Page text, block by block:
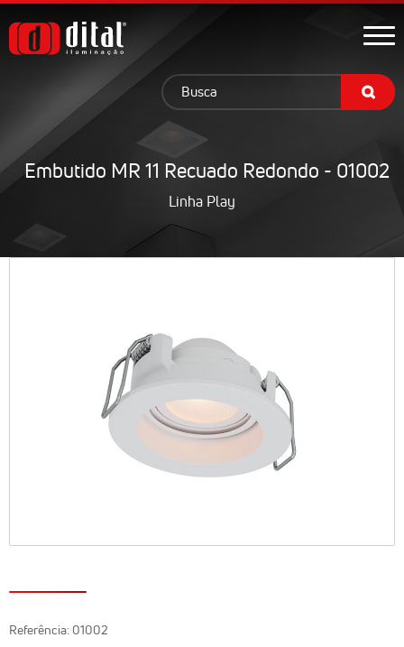
Embutido MR 11 Recuado Redondo - 01002
Linha Play
Referência: 01002